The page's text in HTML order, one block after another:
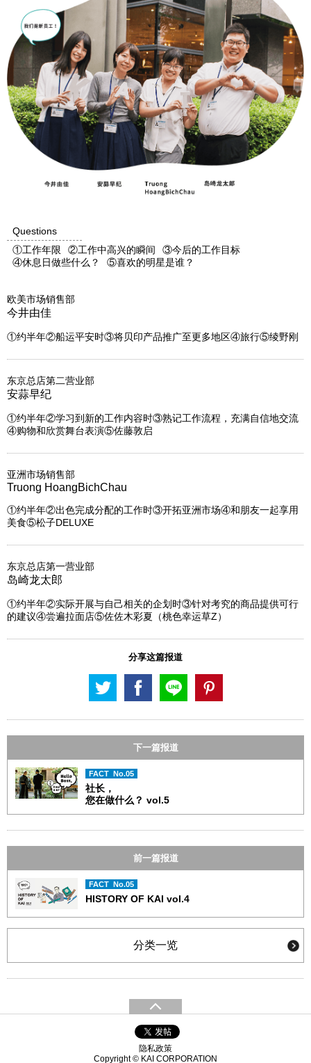
Questions
①工作年限
②工作中高兴的瞬间
③今后的工作目标
④休息日做些什么？
⑤喜欢的明星是谁？
欧美市场销售部
今井由佳
①约半年②船运平安时③将贝印产品推广至更多地区④旅行⑤绫野刚
东京总店第二营业部
安蒜早纪
①约半年②学习到新的工作内容时③熟记工作流程，充满自信地交流
④购物和欣赏舞台表演⑤佐藤敦启
亚洲市场销售部
Truong HoangBichChau
①约半年②出色完成分配的工作时③开拓亚洲市场④和朋友一起享用
美食⑤松子DELUXE
东京总店第一营业部
岛崎龙太郎
①约半年②实际开展与自己相关的企划时③针对考究的商品提供可行
的建议④尝遍拉面店⑤佐佐木彩夏（桃色幸运草Z）
分享这篇报道
下一篇报道
FACT No.05
社长，
您在做什么？ vol.5
前一篇报道
FACT No.05
HISTORY OF KAI vol.4
分类一览
隐私政策
Copyright © KAI CORPORATION